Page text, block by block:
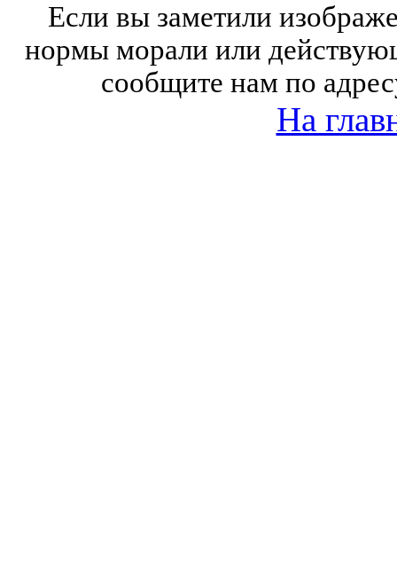
Если вы заметили
нормы морали или
сообщите нам по
На